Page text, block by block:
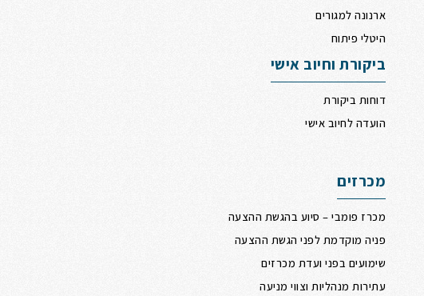
ארנונה למגורים
היטלי פיתוח
ביקורת וחיוב אישי
דוחות ביקורת
הועדה לחיוב אישי
מכרזים
מכרז פומבי – סיוע בהגשת ההצעה
פניה מוקדמת לפני הגשת ההצעה
שימועים בפני ועדת מכרזים
עתירות מנהליות וצווי מניעה